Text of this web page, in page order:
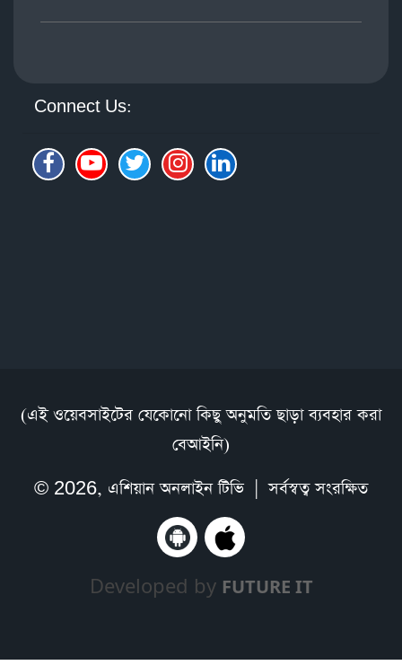
Connect Us:
(এই ওয়েবসাইটের যেকোনো কিছু অনুমতি ছাড়া ব্যবহার করা
বেআইনি)
© 2026, এশিয়ান অনলাইন টিভি| সর্বস্বত্ব সংরক্ষিত
Developed by FUTURE IT